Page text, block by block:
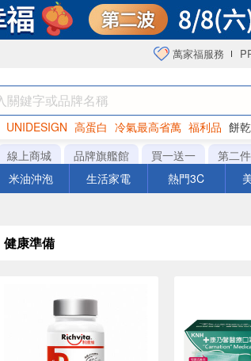
萬家福服務
UNIDESIGN 高蛋白 冷氣最高省萬 福利品 餅乾
罐頭 咖啡 海苔
線上商城 品牌旗艦館 買一送一 第二
米油沖泡 生活家電 熱門3C
健康準備